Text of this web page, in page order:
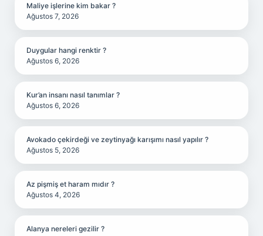
Maliye işlerine kim bakar ?
Ağustos 7, 2026
Duygular hangi renktir ?
Ağustos 6, 2026
Kur’an insanı nasıl tanımlar ?
Ağustos 6, 2026
Avokado çekirdeği ve zeytinyağı karışımı nasıl yapılır ?
Ağustos 5, 2026
Az pişmiş et haram mıdır ?
Ağustos 4, 2026
Alanya nereleri gezilir ?